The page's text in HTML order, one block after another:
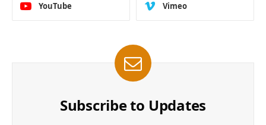
YouTube Vimeo
Subscribe to Updates